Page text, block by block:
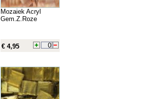
Mozaiek Acryl
Gem.Z.Roze
€ 4,95